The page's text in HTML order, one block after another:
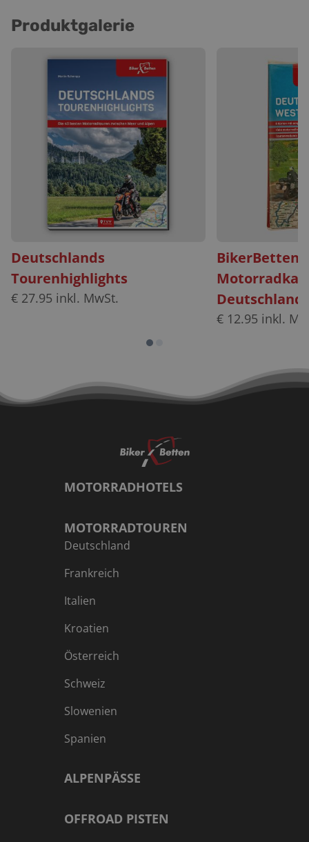
Produktgalerie
Deutschlands
Tourenhighlights
€ 27.95 inkl. MwSt.
BikerBetten
Deutschland
€ 12.95 inkl.
MOTORRADHOTELS
MOTORRADTOUREN
Deutschland
Frankreich
Italien
Kroatien
Österreich
Schweiz
Slowenien
Spanien
ALPENPÄSSE
OFFROAD PISTEN